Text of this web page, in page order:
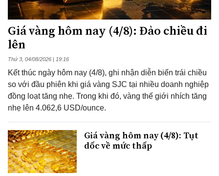
Giá vàng hôm nay (4/8): Đảo chiều đi
lên
Thứ 3, 04/08/2026 | 19:16
Kết thúc ngày hôm nay (4/8), ghi nhận diễn biến trái chiều
so với đầu phiên khi giá vàng SJC tại nhiều doanh nghiệp
đồng loạt tăng nhẹ. Trong khi đó, vàng thế giới nhích tăng
nhẹ lên 4.062,6 USD/ounce.
Giá vàng hôm nay (4/8): Tụt
dốc về mức thấp